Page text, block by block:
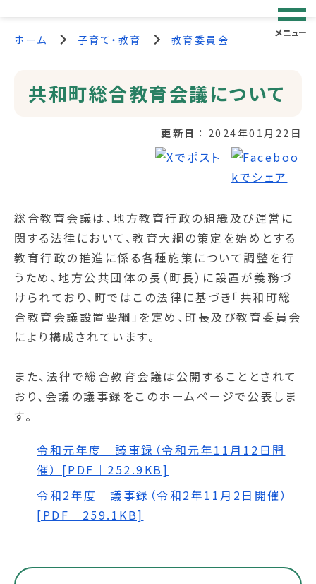
メニュー
ホーム 子育て・教育 教育委員会
共和町総合教育会議について
更新日 2024年01月22日
総合教育会議は、地方教育行政の組織及び運営に
関する法律において、教育大綱の策定を始めとする
教育行政の推進に係る各種施策について調整を行
うため、地方公共団体の長（町長）に設置が義務づ
けられており、町ではこの法律に基づき「共和町総
合教育会議設置要綱」を定め、町長及び教育委員会
により構成されています。
また、法律で総合教育会議は公開することとされて
おり、会議の議事録をこのホームページで公表しま
す。
令和元年度 議事録（令和元年11月12日開
催） [PDF｜252.9KB]
令和2年度 議事録（令和2年11月2日開催）
[PDF｜259.1KB]